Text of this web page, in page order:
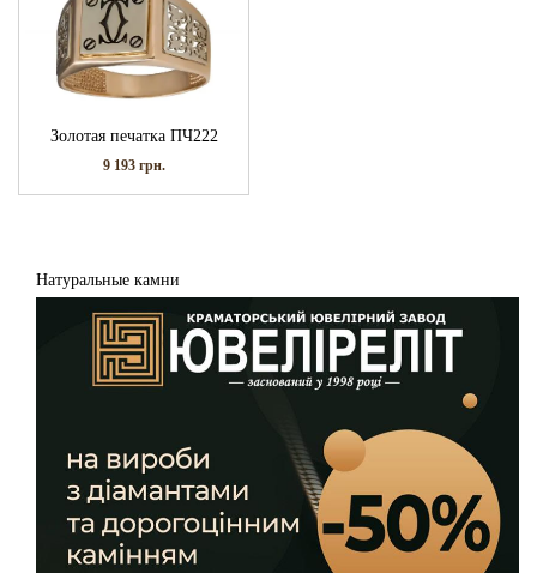
Золотая печатка ПЧ222
9 193 грн.
Натуральные камни